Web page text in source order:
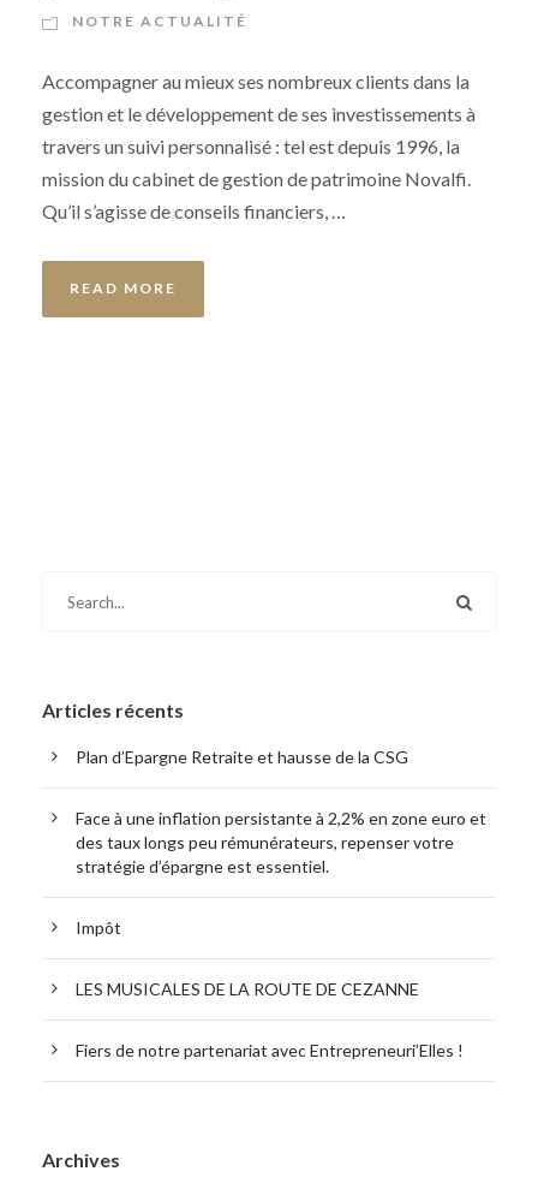
NOTRE ACTUALITÉ
Accompagner au mieux ses nombreux clients dans la
gestion et le développement de ses investissements à
travers un suivi personnalisé : tel est depuis 1996, la
mission du cabinet de gestion de patrimoine Novalfi.
Qu’il s’agisse de conseils financiers, …
READ MORE
Articles récents
Plan d’Epargne Retraite et hausse de la CSG
Face à une inflation persistante à 2,2% en zone euro et
des taux longs peu rémunérateurs, repenser votre
stratégie d’épargne est essentiel.
Impôt
LES MUSICALES DE LA ROUTE DE CEZANNE
Fiers de notre partenariat avec Entrepreneuri’Elles !
Archives